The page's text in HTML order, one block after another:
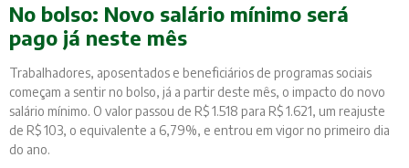
No bolso: Novo salário mínimo será
pago já neste mês
Trabalhadores, aposentados e beneficiários de programas sociais
começam a sentir no bolso, já a partir deste mês, o impacto do novo
salário mínimo. O valor passou de R$ 1.518 para R$ 1.621, um reajuste
de R$ 103, o equivalente a 6,79%, e entrou em vigor no primeiro dia
do ano.